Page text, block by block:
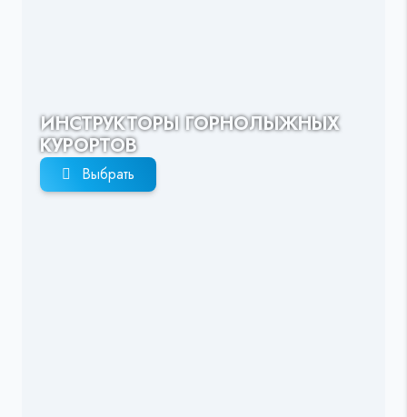
ИНСТРУКТОРЫ ГОРНОЛЫЖНЫХ
КУРОРТОВ
Выбрать